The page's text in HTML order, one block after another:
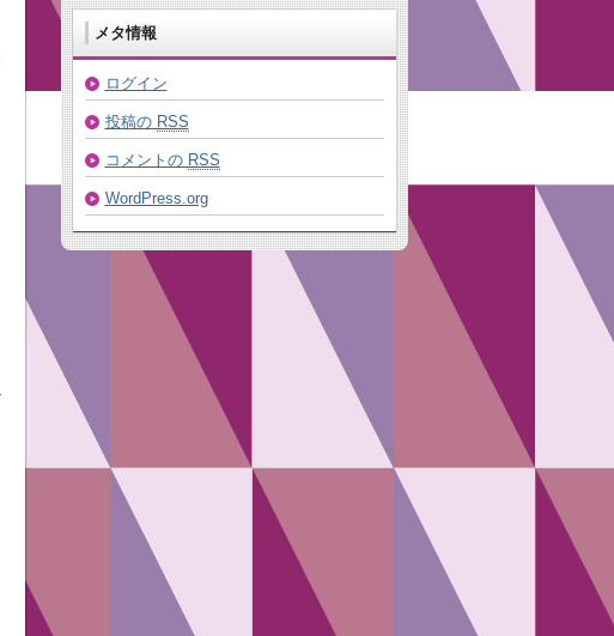
メタ情報
ログイン
投稿の RSS
コメントの RSS
WordPress.org